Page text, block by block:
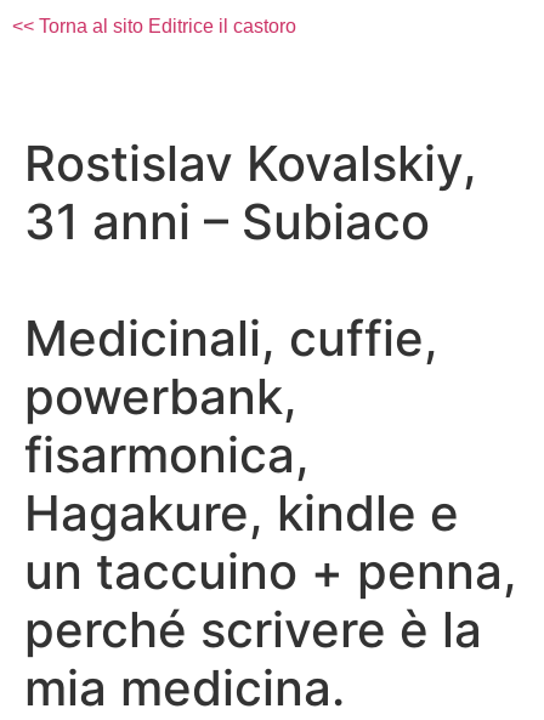
<< Torna al sito Editrice il castoro
Rostislav Kovalskiy,
31 anni – Subiaco
Medicinali, cuffie,
powerbank,
fisarmonica,
Hagakure, kindle e
un taccuino + penna,
perché scrivere è la
mia medicina.